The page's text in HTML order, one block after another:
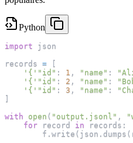
Python
import json
records =
[
'{' "id" : 1 , "name" :
'{' "id" : 2 , "name" :
'{' "id" : 3 , "name" :
]
with
open ( "output.jsonl" ,
for record in records :
        f
. write ( json . dumps (